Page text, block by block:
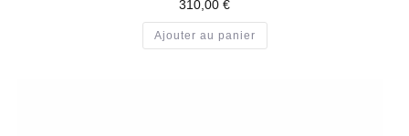
310,00 €
Ajouter au panier